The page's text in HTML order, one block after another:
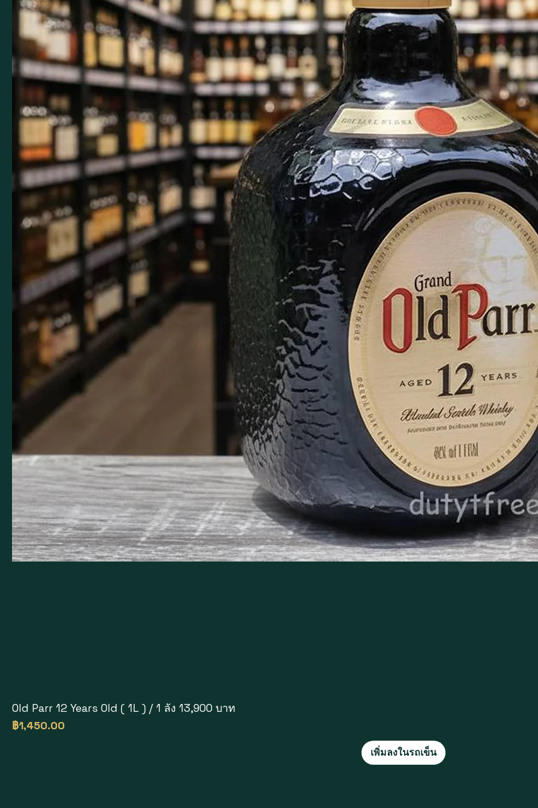
Old Parr 12 Years Old ( 1L ) / 1 ลัง 13,900 บาท
ราคา
฿1,450.00
เพิ่มลงในรถเข็น